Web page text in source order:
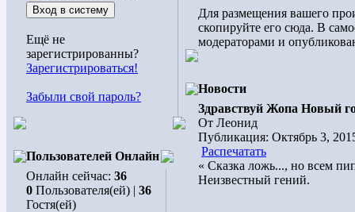
Ещё не
зарегистрированны?
Зарегистрироваться!
Забыли свой пароль?
Пользователей Онлайн
Онлайн сейчас: 36
0 Пользователя(ей) | 36
Гостя(ей)
Для размещения вашего
скопируйте его сюда. В
модераторами и
Новости
Здравствуй Жопа Новый
От Леонид
Публикация: Октябрь 3,
Распечатать
« Сказка ложь..., но всем
Неизвестный гений.